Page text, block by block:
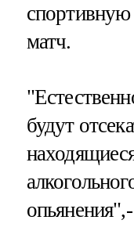
спортивную
матч.
будут